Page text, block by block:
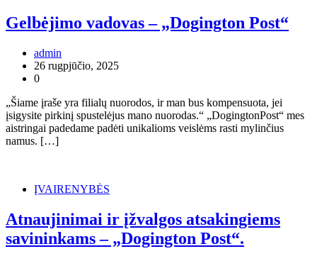
Gelbėjimo vadovas – „Dogington Post“
admin
26 rugpjūčio, 2025
0
„Šiame įraše yra filialų nuorodos, ir man bus kompensuota, jei
įsigysite pirkinį spustelėjus mano nuorodas.“ „DogingtonPost“ mes
aistringai padedame padėti unikalioms veislėms rasti mylinčius
namus. […]
ĮVAIRENYBĖS
Atnaujinimai ir įžvalgos atsakingiems
savininkams – „Dogington Post“.